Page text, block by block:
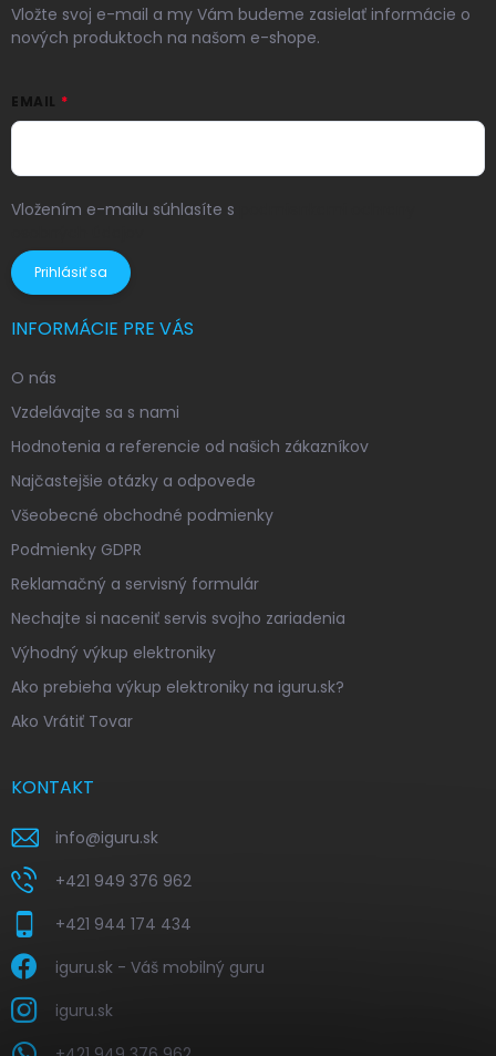
Vložte svoj e-mail a my Vám budeme zasielať informácie o
nových produktoch na našom e-shope.
EMAIL
Vložením e-mailu súhlasíte s
Prihlásiť sa
INFORMÁCIE PRE VÁS
O nás
Vzdelávajte sa s nami
Hodnotenia a referencie od našich zákazníkov
Najčastejšie otázky a odpovede
Všeobecné obchodné podmienky
Podmienky GDPR
Reklamačný a servisný formulár
Nechajte si naceniť servis svojho zariadenia
Výhodný výkup elektroniky
Ako prebieha výkup elektroniky na iguru.sk?
Ako Vrátiť Tovar
KONTAKT
info@iguru.sk
+421 949 376 962
+421 944 174 434
iguru.sk - Váš mobilný guru
iguru.sk